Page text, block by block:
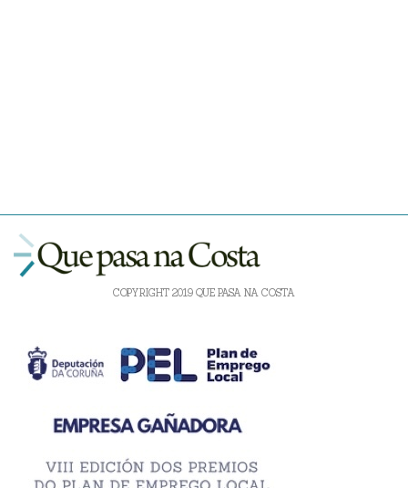
COPYRIGHT 2019 QUE PASA NA COSTA